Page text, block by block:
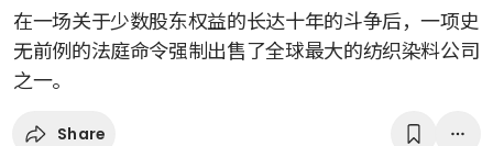
在一场关于少数股东权益的长达十年的斗争后，一项史
无前例的法庭命令强制出售了全球最大的纺织染料公司
之一。
Share